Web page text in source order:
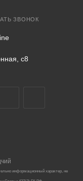
ЗВОНОК
с8
информационный характер, не